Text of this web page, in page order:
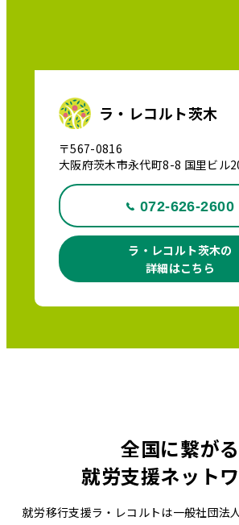
ラ・レコルト茨木
〒567-0816
大阪府茨木市永代町8-8 国里ビル
072-626-2600
ラ・レコルト茨木の
詳細はこちら
全国に繋がる
就労支援ネット
就労移行支援ラ・レコルトは一般社団法